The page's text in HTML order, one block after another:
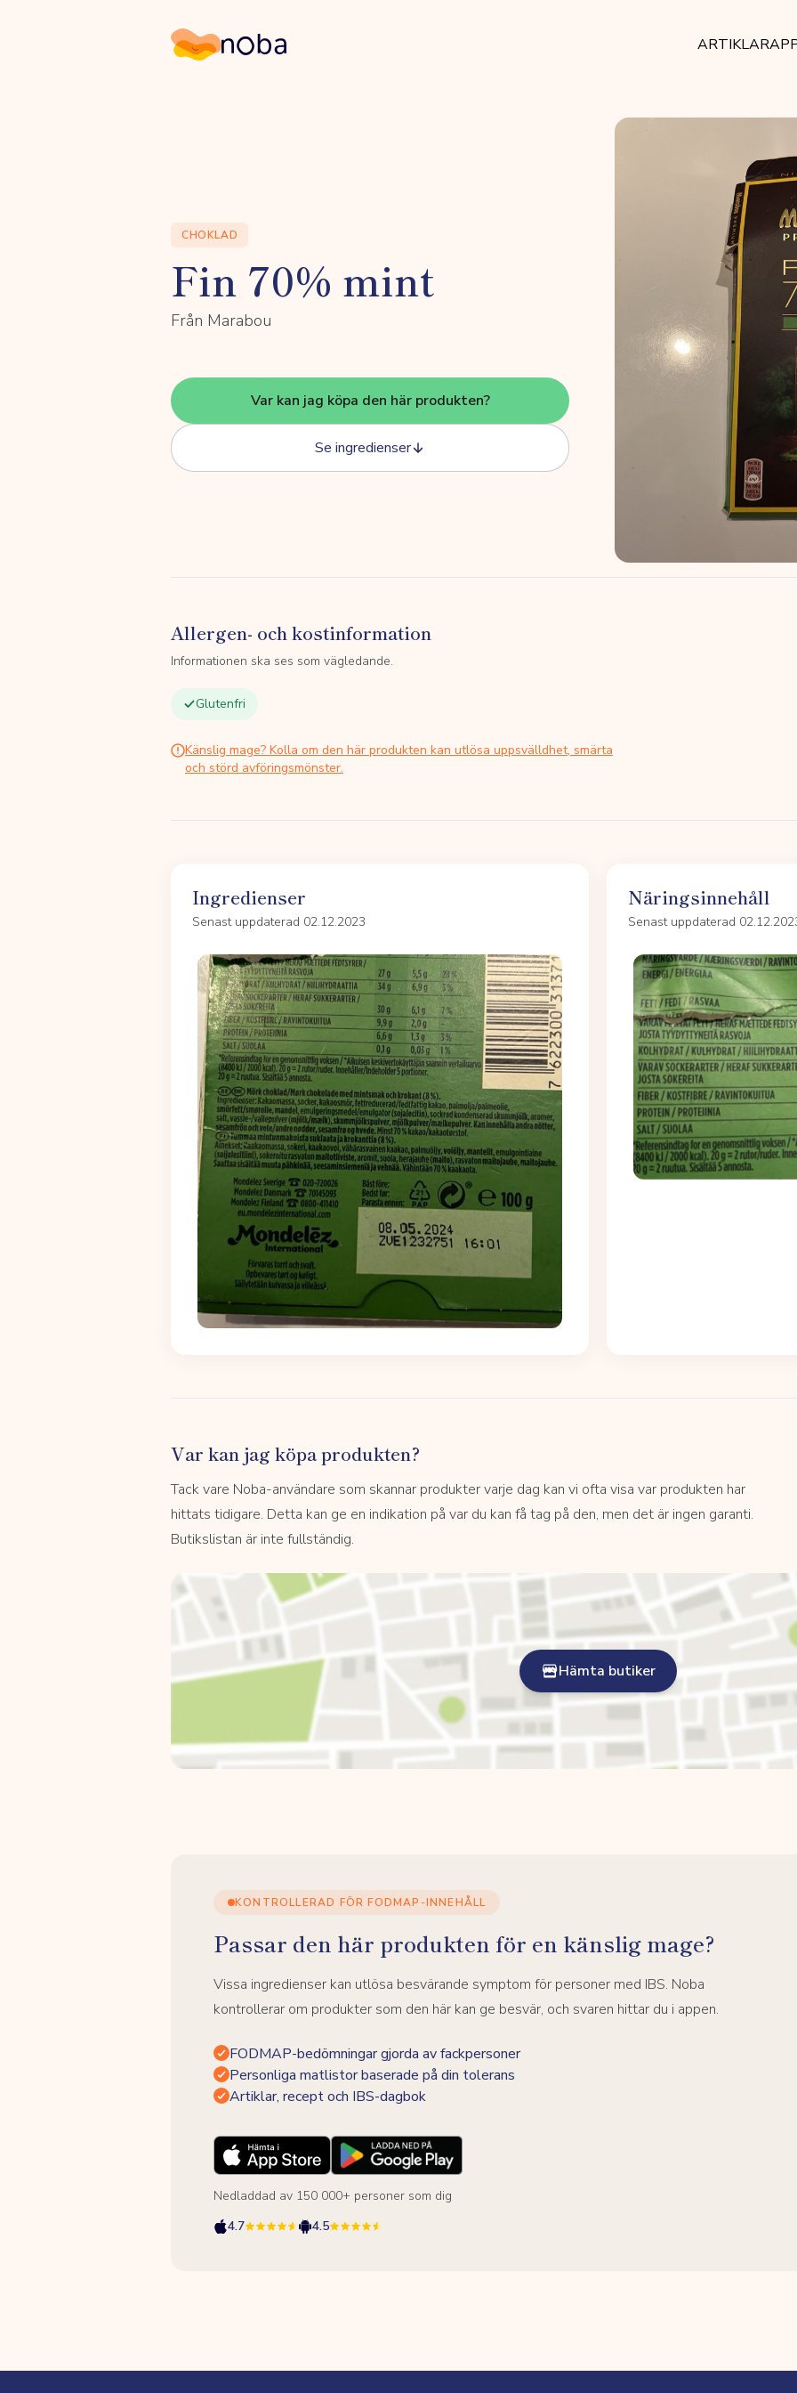
Noba ARTIKLAR
CHOKLAD
Fin 70% mint
Från Marabou
Var kan jag köpa den här produkten?
Se ingredienser
Allergen- och kostinformation
Informationen ska ses som vägledande.
Glutenfri
Känslig mage? Kolla om den här produkten kan utlösa uppsvälldhet, smärta
och störd avföringsmönster.
Ingredienser
Senast uppdaterad 02.12.2023
Näringsinnehåll
Senast uppdaterad
Var kan jag köpa produkten?
Tack vare Noba-användare som skannar produkter varje dag kan vi ofta visa var produkten har
hittats tidigare. Detta kan ge en indikation på var du kan få tag på den, men det är ingen garanti.
Butikslistan är inte fullständig.
Hämta butiker
KONTROLLERAD FÖR FODMAP-INNEHÅLL
Passar den här produkten för en känslig mage?
Vissa ingredienser kan utlösa besvärande symptom för personer med IBS. Noba
kontrollerar om produkter som den här kan ge besvär, och svaren hittar du i appen.
FODMAP-bedömningar gjorda av fackpersoner
Personliga matlistor baserade på din tolerans
Artiklar, recept och IBS-dagbok
Nedladdad av 150 000+ personer som dig
4.7
4.5